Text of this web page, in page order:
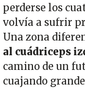
perderse los
volvía a sufrir
Una zona
al cuádriceps
camino de un
cuajando